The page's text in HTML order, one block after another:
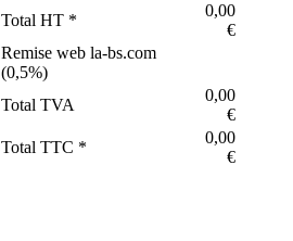
Total HT *
0,00
€
Remise web la-bs.com
(0,5%)
Total TVA
0,00
€
Total TTC *
0,00
€